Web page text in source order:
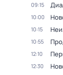
09:15
10:00
10:15
10:55
12:10
12:30